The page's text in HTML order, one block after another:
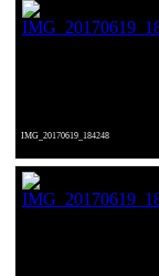
IMG_20170619_184248